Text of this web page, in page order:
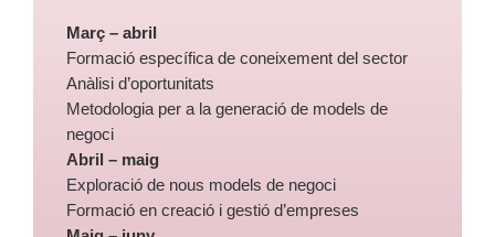
Març – abril
Formació específica de coneixement del sector
Anàlisi d’oportunitats
Metodologia per a la generació de models de
negoci
Abril – maig
Exploració de nous models de negoci
Formació en creació i gestió d’empreses